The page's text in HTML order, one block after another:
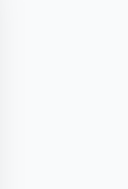
connaissance de
CFDT